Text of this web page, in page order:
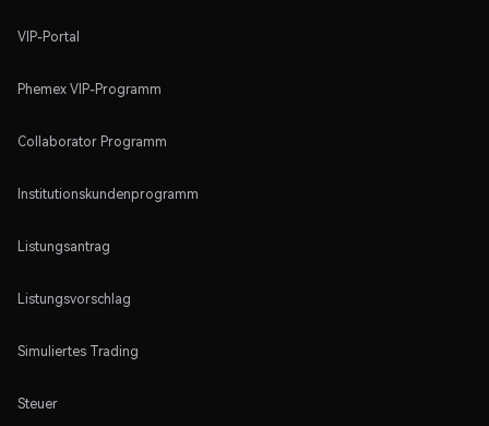
VIP-Portal
Phemex VIP-Programm
Collaborator Programm
Institutionskundenprogramm
Listungsantrag
Listungsvorschlag
Simuliertes Trading
Steuer